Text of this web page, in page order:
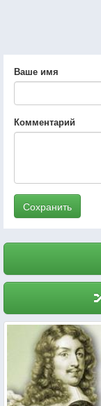
Ваше имя
Комментарий
Сохранить